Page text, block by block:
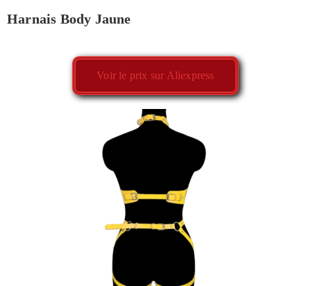
Harnais Body Jaune
Voir le prix sur Aliexpress